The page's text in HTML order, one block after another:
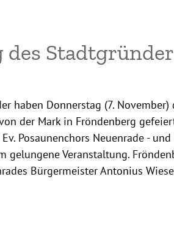
des
haben Donnerstag (7.
der Mark in Fröndenberg
Posaunenchors Neuenrade -
gelungene Veranstaltung.
Bürgermeister Antonius